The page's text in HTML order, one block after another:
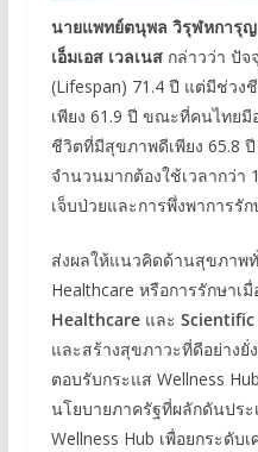
นายแพทย์ตนุพล วิรุฬหการุ
เอ็มเอส เวลเนสกล่าวว่า ปัจ
(Lifespan) 71.4 ปี แต่มีช่วง
เพียง 61.9 ปี ขณะที่คนไทย
ชีวิตที่มีสุขภาพดีเพียง 65.8
จำนวนมากต้องใช้เวลากว่า
เจ็บป่วยและการพึ่งพาการรั
ส่งผลให้แนวคิดด้านสุขภาพ
Healthcare หรือการรักษาเ
Healthcareและ Scientific
และสร้างสุขภาวะที่ดีอย่าง
ตอบรับกระแส Wellness
นโยบายภาครัฐที่ผลักดันประ
Wellness Hub เพื่อยกระดั